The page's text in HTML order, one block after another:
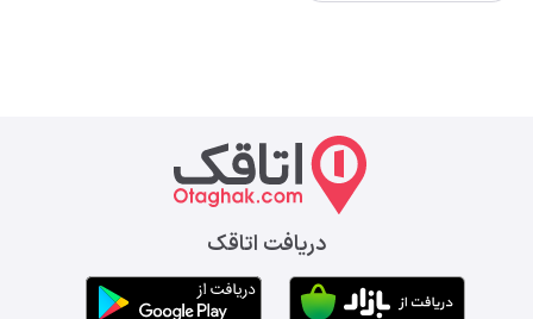
دریافت اتاقک